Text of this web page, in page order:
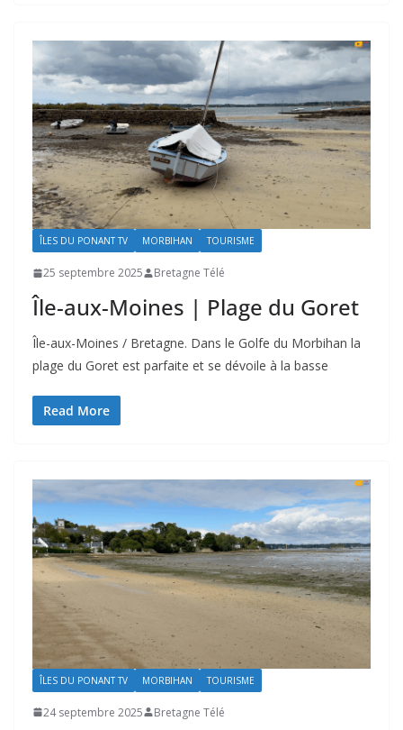
ÎLES DU PONANT TV MORBIHAN TOURISME
25 septembre 2025 Bretagne Télé
Île-aux-Moines | Plage du Goret
Île-aux-Moines / Bretagne. Dans le Golfe du Morbihan la
plage du Goret est parfaite et se dévoile à la basse
Read More
ÎLES DU PONANT TV MORBIHAN TOURISME
24 septembre 2025 Bretagne Télé